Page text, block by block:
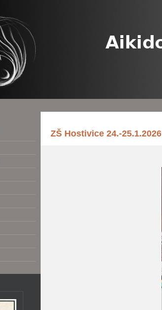
ZŠ Hostivice 24.-25.1.2026